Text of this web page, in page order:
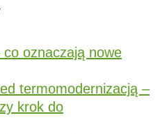
oznaczają nowe
termomodernizacją –
krok do